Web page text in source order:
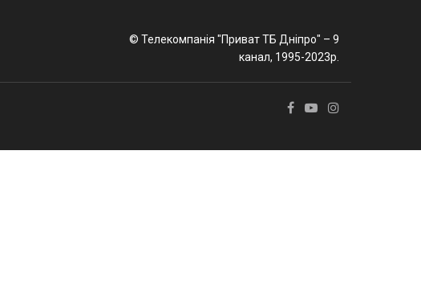
© Телекомпанія "Приват ТБ Дніпро" – 9
канал, 1995-2023р.